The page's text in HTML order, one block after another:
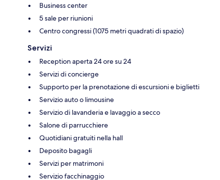
Business center
5 sale per riunioni
Centro congressi (1075 metri quadrati di spazio)
Servizi
Reception aperta 24 ore su 24
Servizi di concierge
Supporto per la prenotazione di escursioni e biglietti
Servizio auto o limousine
Servizio di lavanderia e lavaggio a secco
Salone di parrucchiere
Quotidiani gratuiti nella hall
Deposito bagagli
Servizi per matrimoni
Servizio facchinaggio